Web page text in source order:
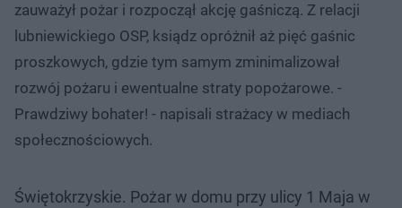
zauważył pożar i rozpoczął akcję gaśniczą. Z relacji
lubniewickiego OSP, ksiądz opróżnił aż pięć gaśnic
proszkowych, gdzie tym samym zminimalizował
rozwój pożaru i ewentualne straty popożarowe. -
Prawdziwy bohater! - napisali strażacy w mediach
społecznościowych.
Świętokrzyskie. Pożar w domu przy ulicy 1 Maja w